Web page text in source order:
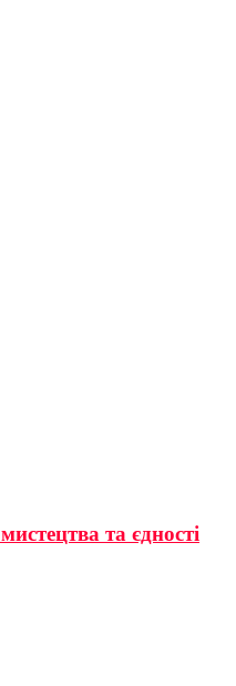
та єдності